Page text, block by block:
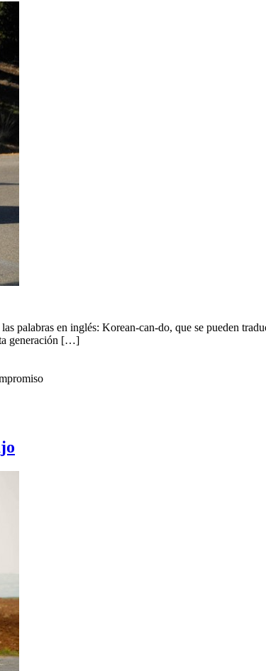
en inglés: Korean-can-do, que se pueden
generación […]